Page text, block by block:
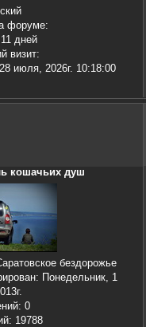
форуме:
дней
визит:
июля, 2026г. 10:18:00
кошачьих душ
бездорожье
: Понедельник, 1
0
19788